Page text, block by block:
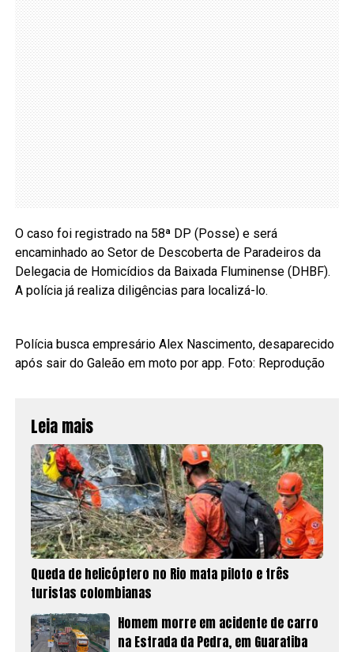
O caso foi registrado na 58ª DP (Posse) e será
encaminhado ao Setor de Descoberta de Paradeiros da
Delegacia de Homicídios da Baixada Fluminense (DHBF).
A polícia já realiza diligências para localizá-lo.
Polícia busca empresário Alex Nascimento, desaparecido
após sair do Galeão em moto por app. Foto: Reprodução
Leia mais
Queda de helicóptero no Rio mata piloto e três
turistas colombianas
Homem morre em acidente de carro
na Estrada da Pedra, em Guaratiba